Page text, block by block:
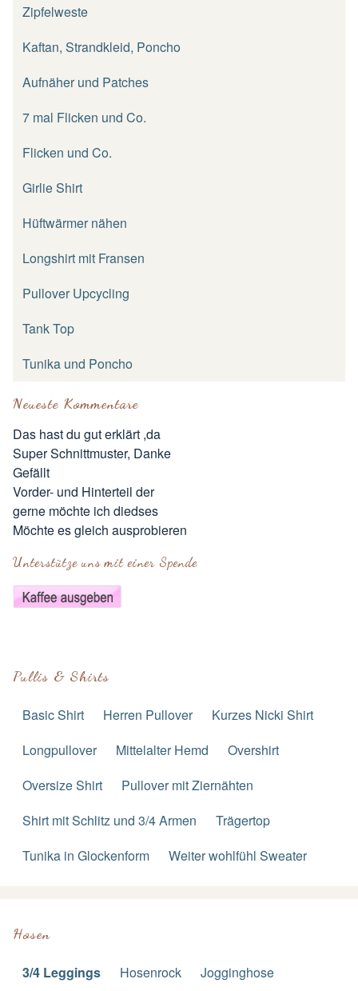
Zipfelweste
Kaftan, Strandkleid, Poncho
Aufnäher und Patches
7 mal Flicken und Co.
Flicken und Co.
Girlie Shirt
Hüftwärmer nähen
Longshirt mit Fransen
Pullover Upcycling
Tank Top
Tunika und Poncho
Neueste Kommentare
Das hast du gut erklärt ,da
Super Schnittmuster, Danke
Gefällt
Vorder- und Hinterteil der
gerne möchte ich diedses
Möchte es gleich ausprobieren
Unterstütze uns mit einer Spende
Pullis & Shirts
Basic Shirt Herren Pullover
Kurzes Nicki Shirt
Longpullover
Mittelalter Hemd
Overshirt
Oversize Shirt
Pullover mit Ziernähten
Shirt mit Schlitz und 3/4 Armen
Trägertop
Tunika in Glockenform
Weiter wohlfühl Sweater
Hosen
3/4 Leggings Hosenrock
Jogginghose